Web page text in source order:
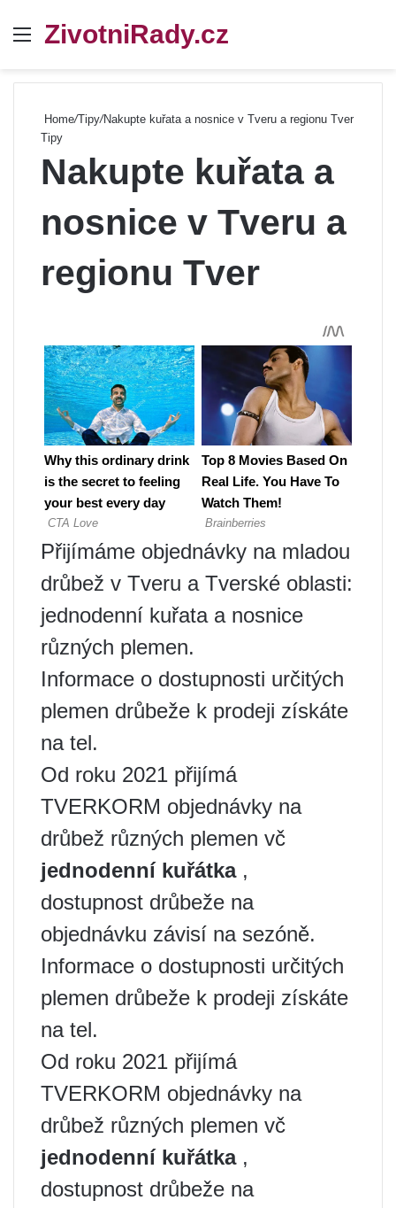
Menu
ZivotniRady.cz
Home/Tipy/Nakupte kuřata a nosnice v Tveru a regionu Tver
Tipy
Nakupte kuřata a
nosnice v Tveru a
regionu Tver
Přijímáme objednávky na mladou
drůbež v Tveru a Tverské oblasti:
jednodenní kuřata a nosnice
různých plemen.
Informace o dostupnosti určitých
plemen drůbeže k prodeji získáte
na tel.
Od roku 2021 přijímá
TVERKORM objednávky na
drůbež různých plemen vč
jednodenní kuřátka,
dostupnost drůbeže na
objednávku závisí na sezóně.
Informace o dostupnosti určitých
plemen drůbeže k prodeji získáte
na tel.
Od roku 2021 přijímá
TVERKORM objednávky na
drůbež různých plemen vč
jednodenní kuřátka,
dostupnost drůbeže na